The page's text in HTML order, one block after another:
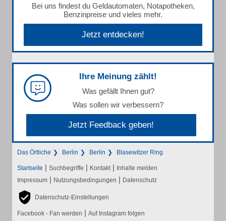
Bei uns findest du Geldautomaten, Notapotheken,
Benzinpreise und vieles mehr.
Jetzt entdecken!
Ihre Meinung zählt!
Was gefällt Ihnen gut?
Was sollen wir verbessern?
Jetzt Feedback geben!
Das Örtliche Berlin Berlin Blasewitzer Ring
Startseite | Suchbegriffe | Kontakt | Inhalte melden
Impressum | Nutzungsbedingungen | Datenschutz
Datenschutz-Einstellungen
Facebook - Fan werden | Auf Instagram folgen